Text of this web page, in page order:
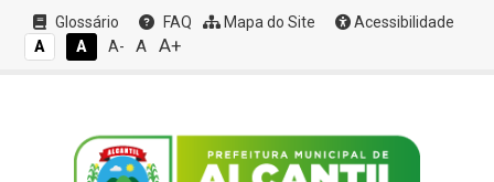
Glossário FAQ Mapa do Site
Acessibilidade
A
A A- A A+